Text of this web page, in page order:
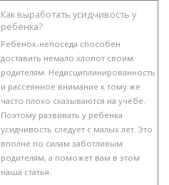
Как выработать усидчивость у
ребенка?
Ребенок-непоседа способен
доставить немало хлопот своим
родителям. Недисциплинированность
и рассеянное внимание к тому же
часто плохо сказываются на учёбе.
Поэтому развивать у ребенка
усидчивость следует с малых лет. Это
вполне по силам заботливым
родителям, а поможет вам в этом
наша статья.